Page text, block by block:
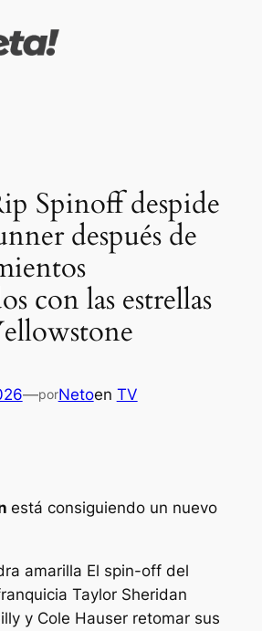
Spinoff despide
después de
con las estrellas
—porNetoen TV
está consiguiendo un nuevo
amarilla El spin-off del
Taylor Sheridan
y Cole Hauser retomar sus